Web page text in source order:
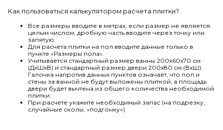
Как пользоваться калькулятором расчета плитки?
Все размеры вводите в метрах, если размер не является
целым числом, дробную часть вводите через точку или
запятую.
Для расчета плитки на пол вводите данные только в
пункте «Размеры пола».
Учитывается стандартный размер ванны 200х60х70 см
(ДхШхВ) и стандартный размер двери 200х80 см (ВхШ).
Галочка напротив данных пунктов означает, что пол и
стены за ванной не будут выложены плиткой, а площадь
двери будет вычтена из общего количества необходимой
плитки.
При расчете укажите необходимый запас (на подрезку,
случайные сколы, «подгонку»).